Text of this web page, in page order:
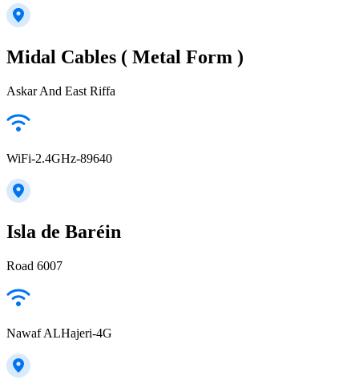
Midal Cables ( Metal Form )
Askar And East Riffa
WiFi-2.4GHz-89640
Isla de Baréin
Road 6007
Nawaf ALHajeri-4G